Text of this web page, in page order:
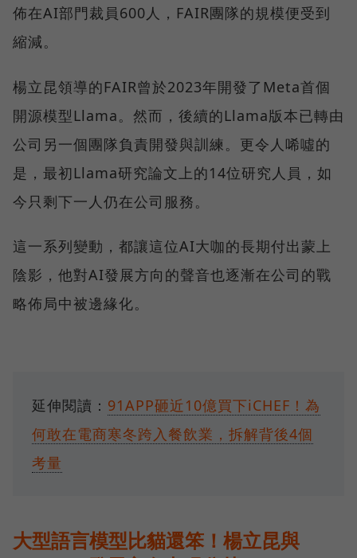
佈在AI部門裁員600人，FAIR團隊的規模便受到
縮減。
楊立昆領導的FAIR曾於2023年開發了Meta首個
開源模型Llama。然而，後續的Llama版本已轉由
公司另一個團隊負責開發與訓練。更令人唏噓的
是，最初Llama研究論文上的14位研究人員，如
今只剩下一人仍在公司服務。
這一系列變動，都讓這位AI大咖的長期付出蒙上
陰影，他對AI發展方向的聲音也逐漸在公司的戰
略佈局中被邊緣化。
延伸閱讀： 91APP砸近10億買下iCHEF！為
何敢在電商寒冬跨入餐飲業，拆解背後4個
考量
大型語言模型比貓還笨！楊立昆與